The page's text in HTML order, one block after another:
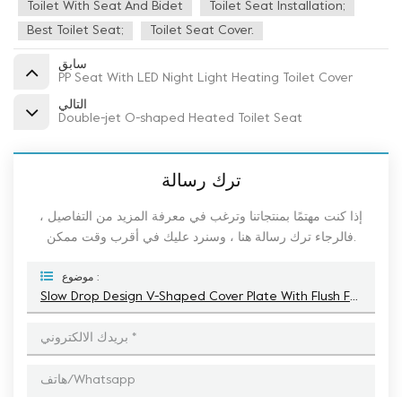
Toilet With Seat And Bidet Toilet Seat Installation;
Best Toilet Seat; Toilet Seat Cover.
سابق
PP Seat With LED Night Light Heating Toilet Cover
التالي
Double-jet O-shaped Heated Toilet Seat
ترك رسالة
إذا كنت مهتمًا بمنتجاتنا وترغب في معرفة المزيد من التفاصيل ،
فالرجاء ترك رسالة هنا ، وسنرد عليك في أقرب وقت ممكن.
موضوع :
Slow Drop Design V-Shaped Cover Plate With Flush Function